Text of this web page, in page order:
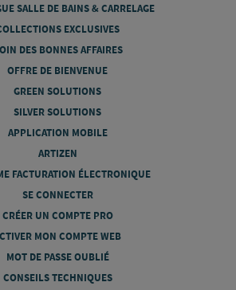
SALLE DE BAINS & CARRELAGE
EXCLUSIVES
DES BONNES AFFAIRES
OFFRE DE BIENVENUE
GREEN SOLUTIONS
SILVER SOLUTIONS
APPLICATION MOBILE
ARTIZEN
FACTURATION ÉLECTRONIQUE
SE CONNECTER
CRÉER UN COMPTE PRO
MON COMPTE WEB
MOT DE PASSE OUBLIÉ
CONSEILS TECHNIQUES